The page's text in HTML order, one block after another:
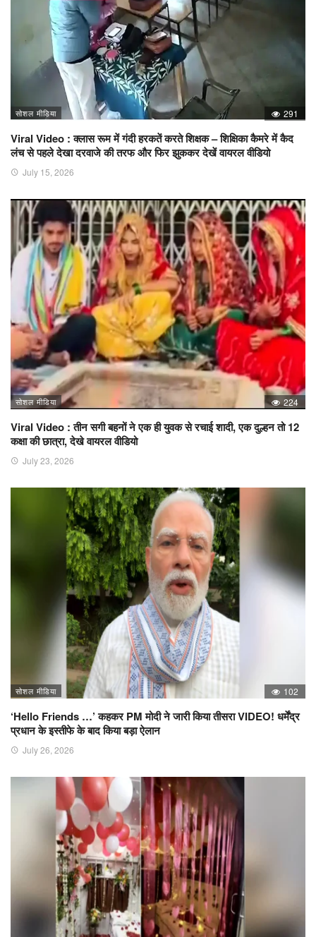
सोशल मीडिया 291
Viral Video : क्लास रूम में गंदी हरकतें करते शिक्षक – शिक्षिका कैमरे में कैद
लंच से पहले देखा दरवाजे की तरफ और फिर झुककर देखें वायरल वीडियो
July 15, 2026
सोशल मीडिया 224
Viral Video : तीन सगी बहनों ने एक ही युवक से रचाई शादी, एक दुल्हन तो 12
कक्षा की छात्रा, देखे वायरल वीडियो
July 23, 2026
सोशल मीडिया 102
‘Hello Friends …’ कहकर PM मोदी ने जारी किया तीसरा VIDEO! धर्मेंद्र
प्रधान के इस्तीफे के बाद किया बड़ा ऐलान
July 26, 2026